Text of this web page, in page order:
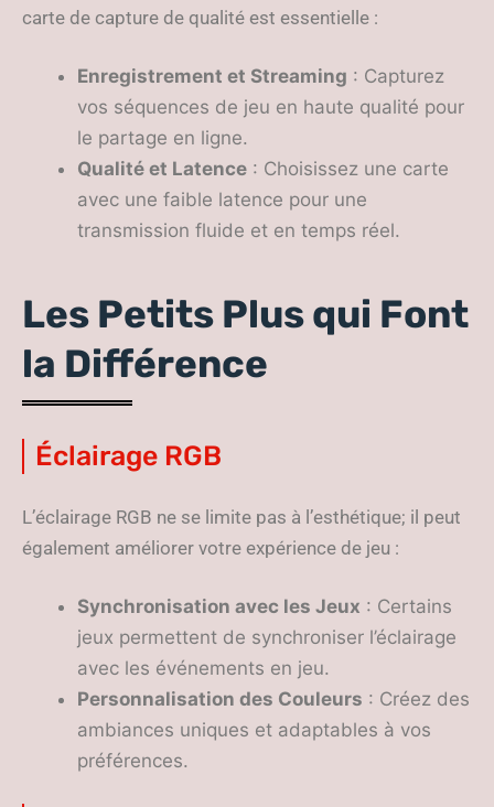
carte de capture de qualité est essentielle :
Enregistrement et Streaming : Capturez
vos séquences de jeu en haute qualité pour
le partage en ligne.
Qualité et Latence : Choisissez une carte
avec une faible latence pour une
transmission fluide et en temps réel.
Les Petits Plus qui Font
la Différence
Éclairage RGB
L’éclairage RGB ne se limite pas à l’esthétique; il peut
également améliorer votre expérience de jeu :
Synchronisation avec les Jeux : Certains
jeux permettent de synchroniser l’éclairage
avec les événements en jeu.
Personnalisation des Couleurs : Créez des
ambiances uniques et adaptables à vos
préférences.